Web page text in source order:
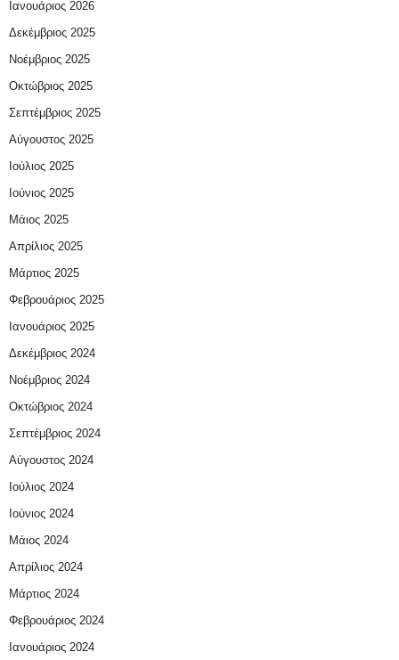
Ιανουάριος 2026
Δεκέμβριος 2025
Νοέμβριος 2025
Οκτώβριος 2025
Σεπτέμβριος 2025
Αύγουστος 2025
Ιούλιος 2025
Ιούνιος 2025
Μάιος 2025
Απρίλιος 2025
Μάρτιος 2025
Φεβρουάριος 2025
Ιανουάριος 2025
Δεκέμβριος 2024
Νοέμβριος 2024
Οκτώβριος 2024
Σεπτέμβριος 2024
Αύγουστος 2024
Ιούλιος 2024
Ιούνιος 2024
Μάιος 2024
Απρίλιος 2024
Μάρτιος 2024
Φεβρουάριος 2024
Ιανουάριος 2024